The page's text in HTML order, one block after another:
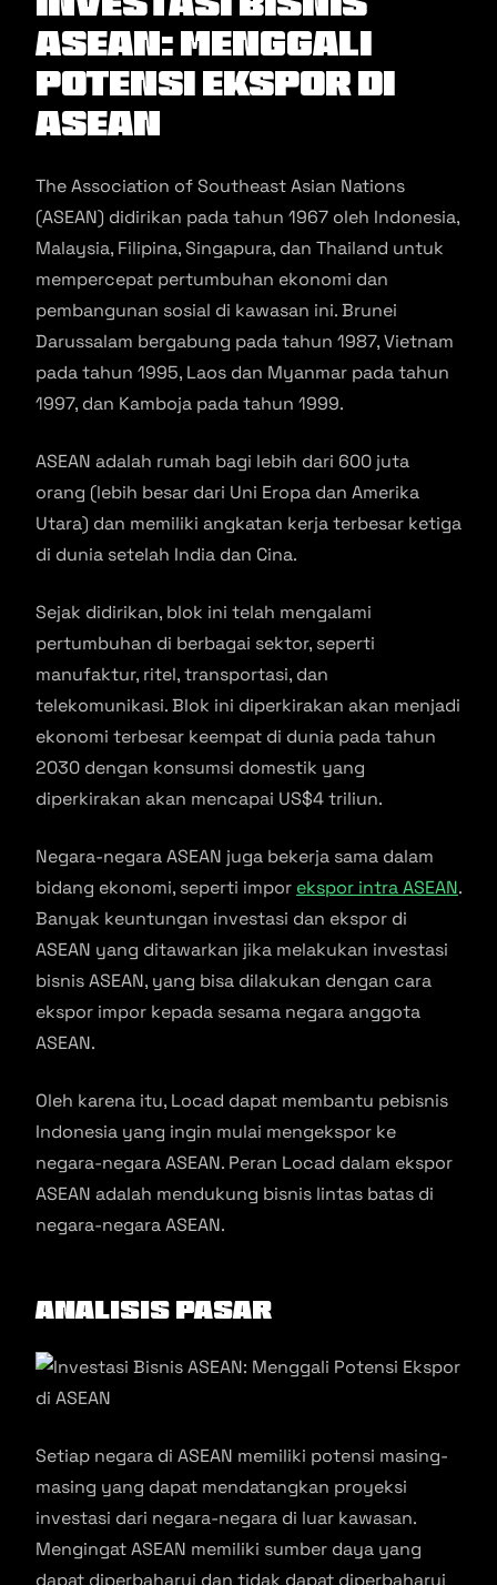
ASEAN: Menggali
Potensi Ekspor di
ASEAN
The Association of Southeast Asian Nations
(ASEAN) didirikan pada tahun 1967 oleh Indonesia,
Malaysia, Filipina, Singapura, dan Thailand untuk
mempercepat pertumbuhan ekonomi dan
pembangunan sosial di kawasan ini. Brunei
Darussalam bergabung pada tahun 1987, Vietnam
pada tahun 1995, Laos dan Myanmar pada tahun
1997, dan Kamboja pada tahun 1999.
ASEAN adalah rumah bagi lebih dari 600 juta
orang (lebih besar dari Uni Eropa dan Amerika
Utara) dan memiliki angkatan kerja terbesar ketiga
di dunia setelah India dan Cina.
Sejak didirikan, blok ini telah mengalami
pertumbuhan di berbagai sektor, seperti
manufaktur, ritel, transportasi, dan
telekomunikasi. Blok ini diperkirakan akan menjadi
ekonomi terbesar keempat di dunia pada tahun
2030 dengan konsumsi domestik yang
diperkirakan akan mencapai US$4 triliun.
Negara-negara ASEAN juga bekerja sama dalam
bidang ekonomi, seperti impor ekspor intra ASEAN.
Banyak keuntungan investasi dan ekspor di
ASEAN yang ditawarkan jika melakukan investasi
bisnis ASEAN, yang bisa dilakukan dengan cara
ekspor impor kepada sesama negara anggota
ASEAN.
Oleh karena itu, Locad dapat membantu pebisnis
Indonesia yang ingin mulai mengekspor ke
negara-negara ASEAN. Peran Locad dalam ekspor
ASEAN adalah mendukung bisnis lintas batas di
negara-negara ASEAN.
Analisis Pasar
Setiap negara di ASEAN memiliki potensi masing-
masing yang dapat mendatangkan proyeksi
investasi dari negara-negara di luar kawasan.
Mengingat ASEAN memiliki sumber daya yang
dapat diperbaharui dan tidak dapat diperbaharui